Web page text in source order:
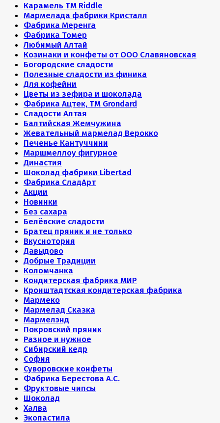
Карамель ТМ Riddle
Мармелада фабрики Кристалл
Фабрика Меренга
Фабрика Томер
Любимый Алтай
Козинаки и конфеты от ООО Славяновская
Богородские сладости
Полезные сладости из финика
Для кофейни
Цветы из зефира и шоколада
Фабрика Ацтек, ТМ Grondard
Сладости Алтая
Балтийская Жемчужина
Жевательный мармелад Верокко
Печенье Кантуччини
Маршмеллоу фигурное
Династия
Шоколад фабрики Libertad
Фабрика СладАрт
Акции
Новинки
Без сахара
Белёвские сладости
Братец пряник и не только
Вкуснотория
Давыдово
Добрые Традиции
Коломчанка
Кондитерская фабрика МИР
Кронштадтская кондитерская фабрика
Мармеко
Мармелад Сказка
Мармелэнд
Покровский пряник
Разное и нужное
Сибирский кедр
София
Суворовские конфеты
Фабрика Берестова А.С.
Фруктовые чипсы
Шоколад
Халва
Экопастила